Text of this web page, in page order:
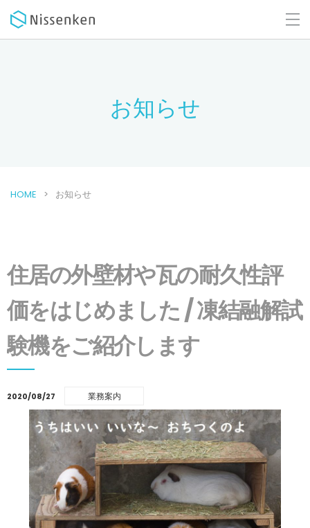
お知らせ
HOME お知らせ
住居の外壁材や瓦の耐久性評
価をはじめました / 凍結融解試
験機をご紹介します
2020/08/27 業務案内